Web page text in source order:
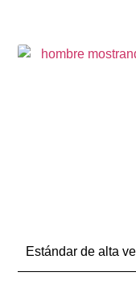
Estándar de alta